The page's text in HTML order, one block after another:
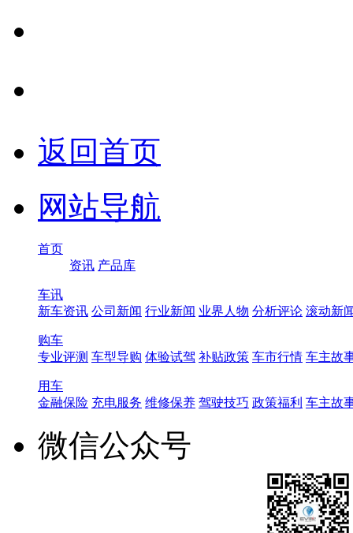
返回首页
网站导航
首页
资讯 产品库
车讯
新车资讯 公司新闻 行业新闻 业界人物 分析评论 滚动新
购车
专业评测 车型导购 体验试驾 补贴政策 车市行情 车主故
用车
金融保险 充电服务 维修保养 驾驶技巧 政策福利 车主故
微信公众号